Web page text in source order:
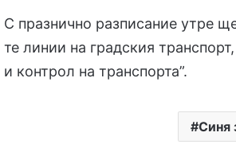
С празнично разписание утре
те линии на градския
и контрол на транспорта”.
Синя